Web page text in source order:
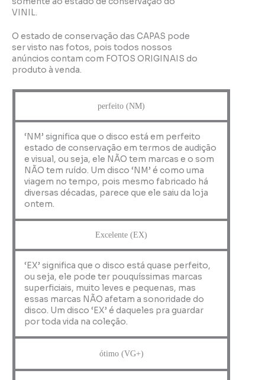
VINIL.
O estado de conservação das CAPAS pode
ser visto nas fotos, pois todos nossos
anúncios contam com FOTOS ORIGINAIS do
produto à venda.
perfeito (NM)
‘NM’ significa que o disco está em perfeito
estado de conservação em termos de audição
e visual, ou seja, ele NÃO tem marcas e o som
NÃO tem ruído. Um disco ‘NM’ é como uma
viagem no tempo, pois mesmo fabricado há
diversas décadas, parece que ele saiu da loja
ontem.
Excelente (EX)
‘EX’ significa que o disco está quase perfeito,
ou seja, ele pode ter pouquíssimas marcas
superficiais, muito leves e pequenas, mas
essas marcas NÃO afetam a sonoridade do
disco. Um disco ‘EX’ é daqueles pra guardar
por toda vida na coleção.
ótimo (VG+)